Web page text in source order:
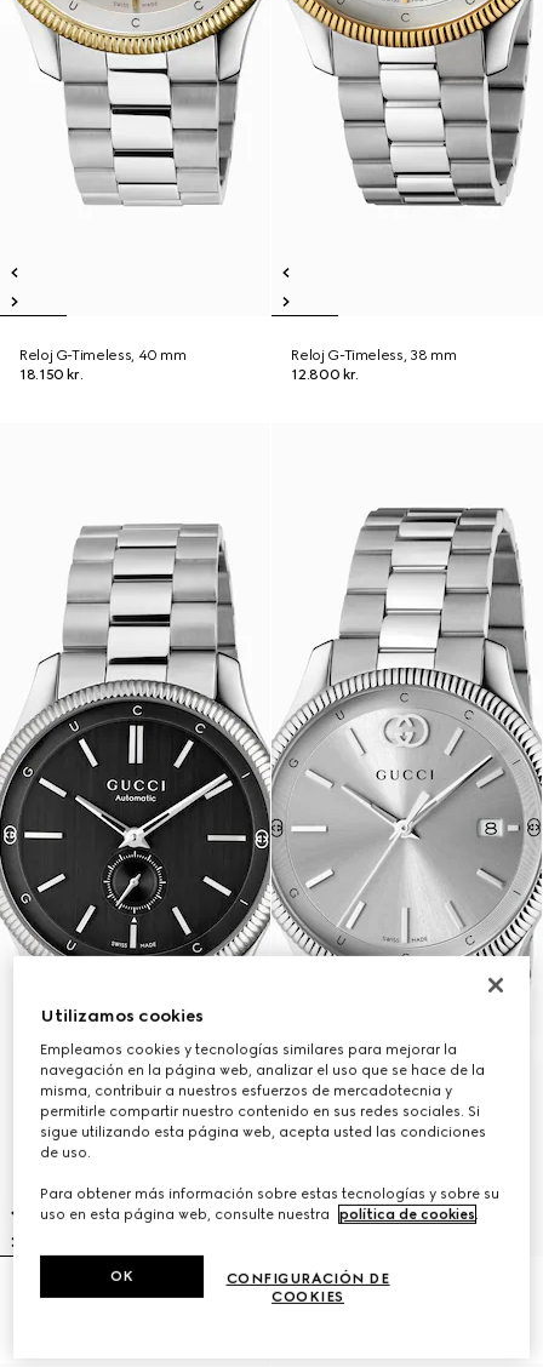
Reloj G-Timeless, 40 mm
18.150 kr.
Reloj G-Timeless, 38 mm
12.800 kr.
Reloj G-Timeless, 40 mm
Reloj G-Timeless, 38 mm
Utilizamos cookies
Empleamos cookies y tecnologías similares para mejorar la
navegación en la página web, analizar el uso que se hace de la
misma, contribuir a nuestros esfuerzos de mercadotecnia y
permitirle compartir nuestro contenido en sus redes sociales. Si
sigue utilizando esta página web, acepta usted las condiciones
de uso.
Para obtener más información sobre estas tecnologías y sobre su
uso en esta página web, consulte nuestra
política de cookies.
CONFIGURACIÓN DE
COOKIES
OK